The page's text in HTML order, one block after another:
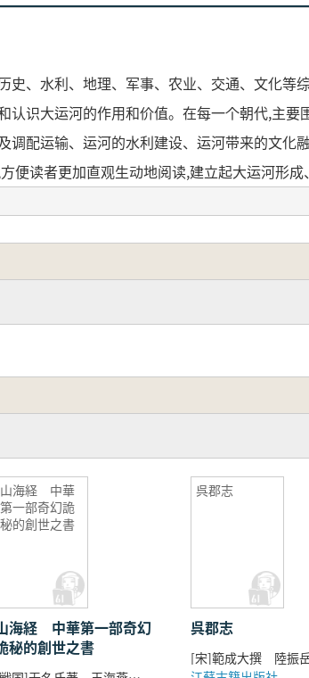
、水利、地理、军事、农业、交通、文化等
识大运河的作用和价值。在每一个朝代,主要
配运输、运河的水利建设、运河带来的文化
便读者更加直观生动地阅读,建立起大运河形
された清末に至るまでの歴史を視野に収め
が展開されます。たとえば、都城の選定、
とで、読者がより直観的かつ生き生きと読
連綿と続く中華文明の発展過程を、視覚的に
山海経 中華
第一部奇幻詭
秘的創世之書
海経 中華第一部奇幻
秘的創世之書
呉郡志
呉郡志
[宋]範成大撰 陸振